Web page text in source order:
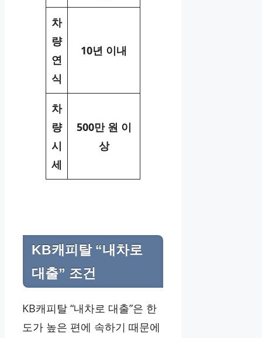
차
량
연
식
10년 이내
차
량
시
세
500만 원 이
상
KB캐피탈 “내차로
대출” 조건
KB캐피탈 “내차로 대출”은 한
도가 높은 편에 속하기 때문에